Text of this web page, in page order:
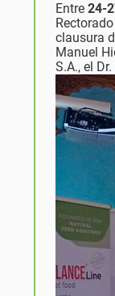
Entre 24-
clausura
Manuel
S.A., el